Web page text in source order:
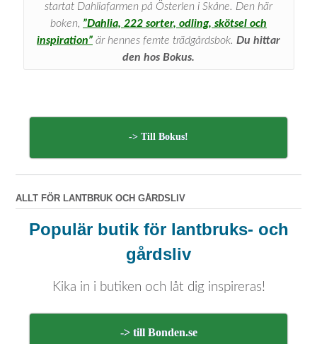
startat Dahliafarmen på Österlen i Skåne. Den här
boken, ”Dahlia, 222 sorter, odling, skötsel och
inspiration” är hennes femte trädgårdsbok. Du hittar
den hos Bokus.
-> Till Bokus!
ALLT FÖR LANTBRUK OCH GÅRDSLIV
Populär butik för lantbruks- och
gårdsliv
Kika in i butiken och låt dig inspireras!
-> till Bonden.se